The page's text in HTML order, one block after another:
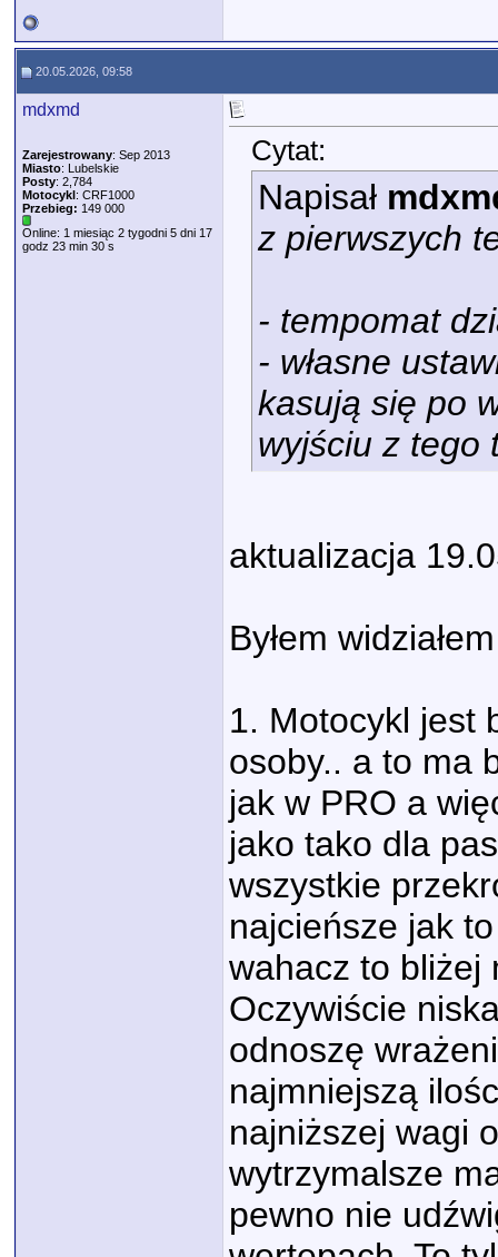
20.05.2026, 09:58
mdxmd
Zarejestrowany: Sep 2013
Miasto: Lubelskie
Posty: 2,784
Motocykl: CRF1000
Przebieg: 149 000
Online: 1 miesiąc 2 tygodni 5 dni 17
godz 23 min 30 s
Cytat:
Napisał
z pierwszych
- tempomat
- własne
kasują się po
wyjściu z tego
aktualizacja
Byłem
1. Motocykl jest
osoby.. a to ma
jak w PRO a
jako tako dla
wszystkie
najcieńsze jak
wahacz to
Oczywiście
odnoszę
najmniejszą
najniższej wagi
wytrzymalsze
pewno nie